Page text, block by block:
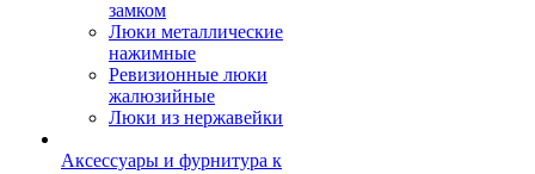
замком
Люки металлические
нажимные
Ревизионные люки
жалюзийные
Люки из нержавейки
Аксессуары и фурнитура к